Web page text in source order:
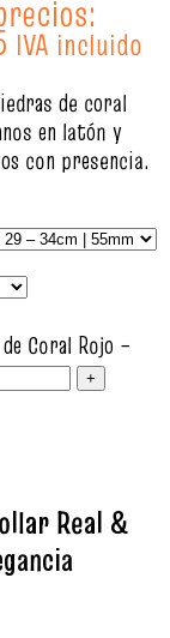
IVA incluido
de coral
en latón y
con presencia.
Coral Rojo –
Real &